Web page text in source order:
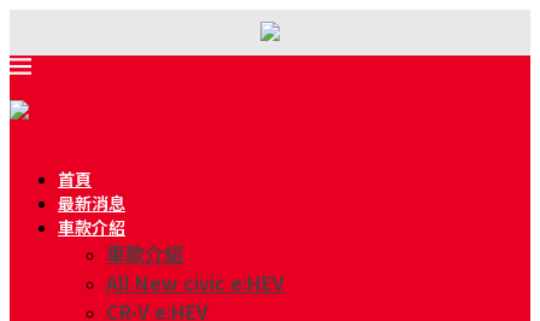
首頁
最新消息
車款介紹
車款介紹
All New civic e:HEV
CR-V e:HEV